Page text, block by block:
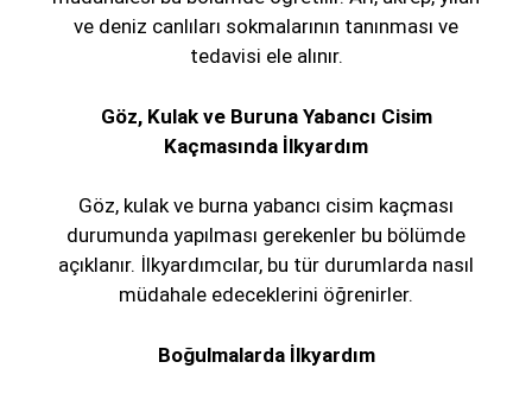
ve deniz canlıları sokmalarının tanınması ve
tedavisi ele alınır.
Göz, Kulak ve Buruna Yabancı Cisim
Kaçmasında İlkyardım
Göz, kulak ve burna yabancı cisim kaçması
durumunda yapılması gerekenler bu bölümde
açıklanır. İlkyardımcılar, bu tür durumlarda nasıl
müdahale edeceklerini öğrenirler.
Boğulmalarda İlkyardım